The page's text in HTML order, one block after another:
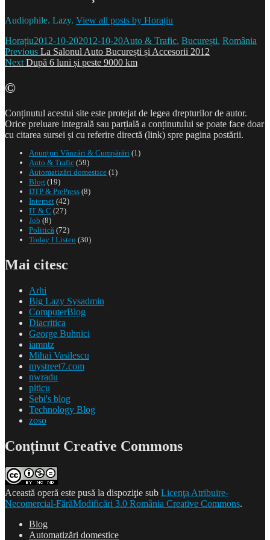
Audiophile. Lazy. View all posts by Horațiu
Author
HorațiuPosted
on
2012-10-202012-10-20Categories
Auto & Trafic, București, România
Post
navigation
Previous Previous
post:
La Salonul Auto București și Accesorii 2012
Next Next
După 6 luni și peste 9000 km
©
Conținutul acestui site este protejat de legea drepturilor de autor.
Orice preluare integrală sau parțială a conținutului se poate face doar
cu citarea sursei și cu referire directă (link) spre pagina postării.
Anunțuri Vânzări & Cumpărări (1)
Auto & Trafic (59)
Automatizări domestice (1)
Blog (19)
DTP & PrePress (8)
Internet (42)
IT & C (27)
Job (8)
Politică (72)
Today I Listen (30)
Mai citesc
Arhi
Big Lazy Sysadmin
ComputerBlog
Diacritica
George Buhnici
iamntz
Mihai Vasilescu
mystreet7.com
nwradu
piticu
Sebi's blog
Technology Blog
zoso
Conținut Creative Commons
Această operă este pusă la dispoziţie sub Licenţa Atribuire-
Necomercial-FărăModificări 3.0 România Creative Commons.
Blog
Automatizări domestice